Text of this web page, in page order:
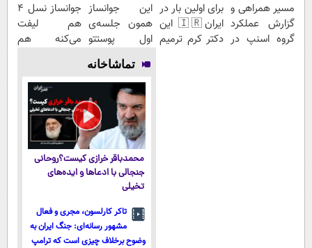
مسیر همراهی و
گزارش عملکرد
گروه اسنپ در
برای اولین بار در
ایران🇮🇷 این
دکتر کرم ترمیم
این جوانساز
همون جلسه‌ی
اول پوستتو
جوونتر می‌کنه
✨ 2سال
ماندگاری داره
جوانساز نسل 4
هم لیفت
می‌کنه هم
ماه ماندگاری
تماشاخانه
محمدباقر خرازی کیست؟روحانی
جنجالی با ادعاها و ایده‌های
تخیلی
تاکر کارلسون، مجری و فعال
مشهور رسانه‌ای: جنگ ایران به
وضوح برخلاف چیزی است که ترامپ